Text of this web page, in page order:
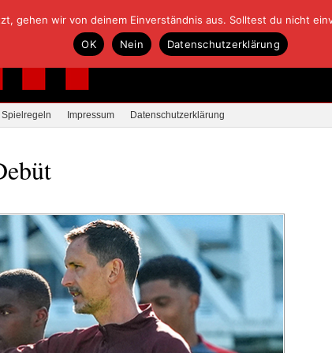
Spielregeln Impressum Datenschutzerklärung
gehen wir von deinem Einverständnis aus. Solltest du nicht
OK
Nein Datenschutzerklärung